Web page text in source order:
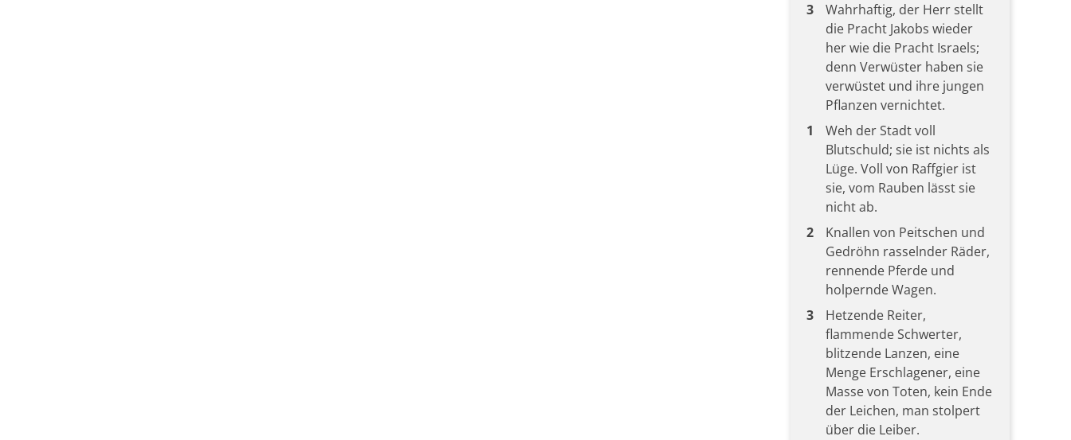
3
Wahrhaftig, der Herr stellt
die Pracht Jakobs wieder
her wie die Pracht Israels;
denn Verwüster haben sie
verwüstet und ihre jungen
Pflanzen vernichtet.
1
Weh der Stadt voll
Blutschuld; sie ist nichts als
Lüge. Voll von Raffgier ist
sie, vom Rauben lässt sie
nicht ab.
2
Knallen von Peitschen und
Gedröhn rasselnder Räder,
rennende Pferde und
holpernde Wagen.
3
Hetzende Reiter,
flammende Schwerter,
blitzende Lanzen, eine
Menge Erschlagener, eine
Masse von Toten, kein Ende
der Leichen, man stolpert
über die Leiber.